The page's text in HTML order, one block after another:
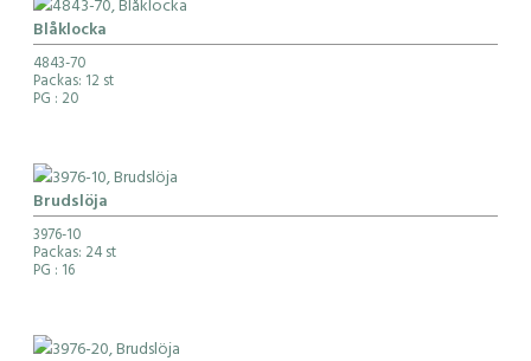
Blåklocka
4843-70
Packas: 12 st
PG : 20
Brudslöja
3976-10
Packas: 24 st
PG : 16